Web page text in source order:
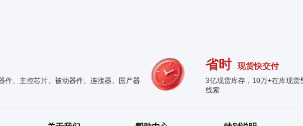
件、主控芯片、被动器件、连接器、国产器
省时 现货快交付
3亿现货库存，10万+在库现货
线索